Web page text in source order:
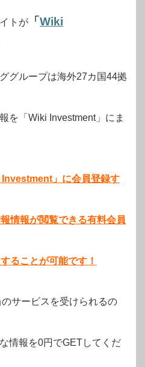
トが 「Wiki
グループは海外27カ国44拠
を「Wiki Investment」にま
」に会員登録す
情報が閲覧できる有料会員
ることが可能です！
サービスを受けられるの
情報を0円でGETしてくだ